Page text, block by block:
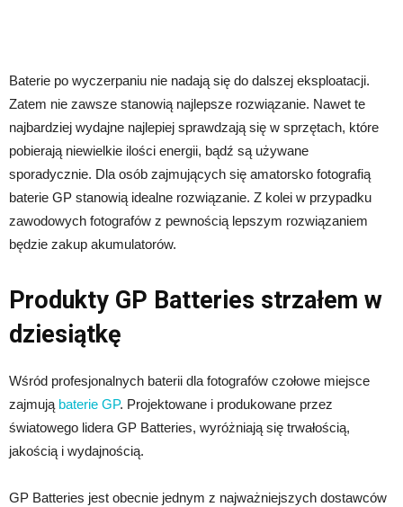
Baterie po wyczerpaniu nie nadają się do dalszej eksploatacji.
Zatem nie zawsze stanowią najlepsze rozwiązanie. Nawet te
najbardziej wydajne najlepiej sprawdzają się w sprzętach, które
pobierają niewielkie ilości energii, bądź są używane
sporadycznie. Dla osób zajmujących się amatorsko fotografią
baterie GP stanowią idealne rozwiązanie. Z kolei w przypadku
zawodowych fotografów z pewnością lepszym rozwiązaniem
będzie zakup akumulatorów.
Produkty GP Batteries strzałem w
dziesiątkę
Wśród profesjonalnych baterii dla fotografów czołowe miejsce
zajmują baterie GP. Projektowane i produkowane przez
światowego lidera GP Batteries, wyróżniają się trwałością,
jakością i wydajnością.
GP Batteries jest obecnie jednym z najważniejszych dostawców